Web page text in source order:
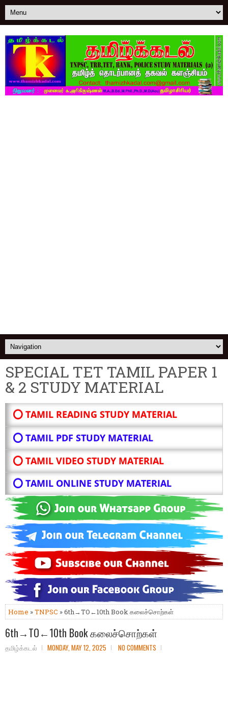
SPECIAL TET TAMIL PAPER 1
& 2 STUDY MATERIAL
⭕ TAMIL READING STUDY MATERIAL
⭕ TAMIL PDF STUDY MATERIAL
⭕ TAMIL VIDEO STUDY MATERIAL
⭕ TAMIL ONLINE STUDY MATERIAL
Home »TNPSC » 6th→TO←10th Book கலைச்சொற்கள்
6th→TO←10th Book கலைச்சொற்கள்
தமிழ்க்கடல் MONDAY, MAY 12, 2025 NO COMMENTS